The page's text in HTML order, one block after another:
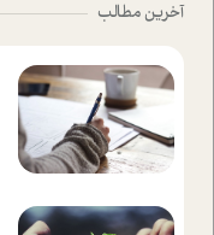
آخرین مطالب